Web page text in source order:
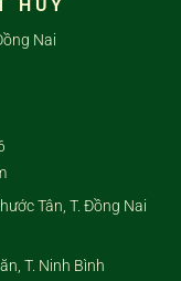
HUY
Nai
Tân, T. Đồng Nai
T. Ninh Bình